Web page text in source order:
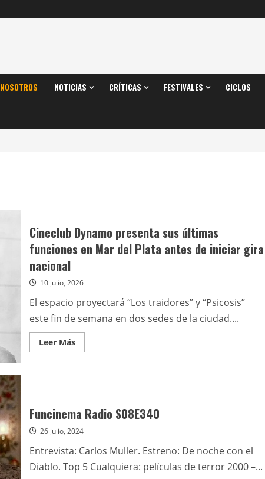
NOSOTROS NOTICIAS CRÍTICAS FESTIVALES CICLOS
Cineclub Dynamo presenta sus últimas
funciones en Mar del Plata antes de iniciar gira
nacional
10 julio, 2026
El espacio proyectará “Los traidores” y “Psicosis”
este fin de semana en dos sedes de la ciudad....
Leer MásLeer
más
últimas
funciones
Mar
Plata
antes
de
iniciar
Funcinema Radio S08E340
26 julio, 2024
Entrevista: Carlos Muller. Estreno: De noche con el
Diablo. Top 5 Cualquiera: películas de terror 2000 –...